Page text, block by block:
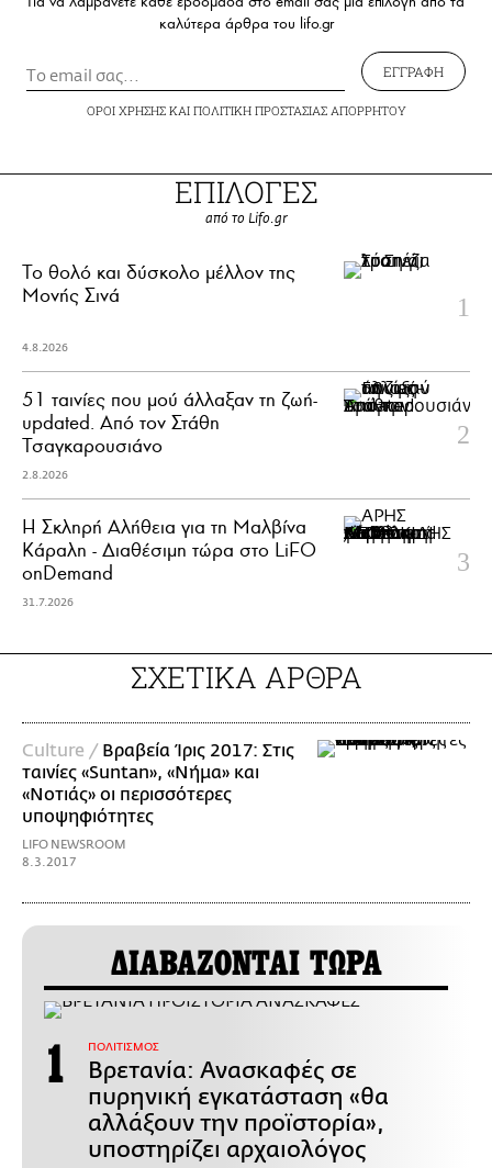
καλύτερα άρθρα του lifo.gr
ΕΓΓΡΑΦΗ
ΟΡΟΙ ΧΡΗΣΗΣΚΑΙ ΠΟΛΙΤΙΚΗ ΠΡΟΣΤΑΣΙΑΣ ΑΠΟΡΡΗΤΟΥ
ΕΠΙΛΟΓΕΣ
από το Lifo.gr
Το θολό και δύσκολο μέλλον της
Μονής Σινά
4.8.2026
51 ταινίες που μού άλλαξαν τη ζωή-
updated. Aπό τον Στάθη
Τσαγκαρουσιάνο
2.8.2026
Η Σκληρή Αλήθεια για τη Μαλβίνα
Κάραλη - Διαθέσιμη τώρα στo LiFO
onDemand
31.7.2026
ΣΧΕΤΙΚΑ ΑΡΘΡΑ
Culture / Βραβεία Ίρις 2017: Στις
ταινίες «Suntan», «Νήμα» και
«Νοτιάς» οι περισσότερες
υποψηφιότητες
LIFO NEWSROOM
8.3.2017
ΔΙΑΒΑΖΟΝΤΑΙ ΤΩΡΑ
ΠΟΛΙΤΙΣΜΟΣ
Βρετανία: Ανασκαφές σε
πυρηνική εγκατάσταση «θα
αλλάξουν την προϊστορία»,
υποστηρίζει αρχαιολόγος